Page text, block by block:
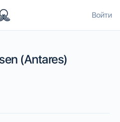
Войти
(Antares)